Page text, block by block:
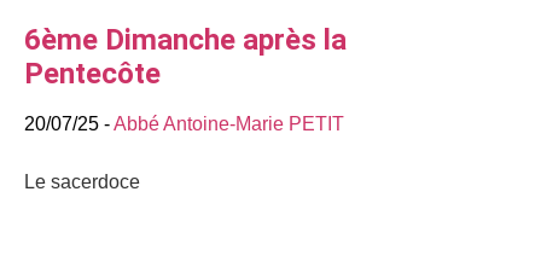
6ème Dimanche après la
Pentecôte
20/07/25 -Abbé Antoine-Marie PETIT
Le sacerdoce